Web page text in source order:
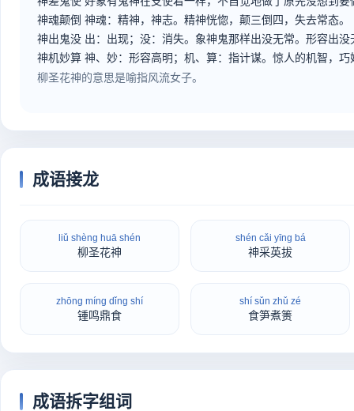
神魂颠倒 神魂：精神，神志。精神恍惚，颠三倒四，失去常态。
神出鬼没 出：出现；没：消失。象神鬼那样出没无常。形容出
神机妙算 神、妙：形容高明；机、算：指计谋。惊人的机智，
柳圣花神的意思是喻指风流女子。
成语接龙
liǔ shèng huā shén
柳圣花神
shén cǎi yīng bá
神采英拔
zhōng míng dǐng shí
锺鸣鼎食
shí sǔn zhǔ zé
食笋煮箦
成语拆字组词